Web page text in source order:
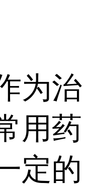
为治
用药
定的